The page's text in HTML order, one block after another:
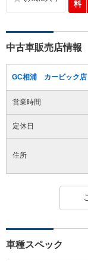
料
中古車販売店情報
GC相浦 カービック
営業時間
定休日
住所
車種スペック